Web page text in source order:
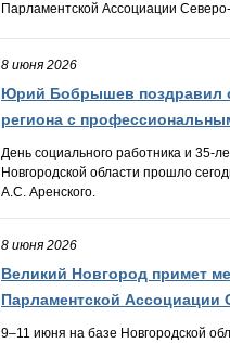
Парламентской Ассоциации
8 июня 2026
Юрий Бобрышев поздравил
региона с
День социального работника и 35-
Новгородской области прошло
А.С. Аренского.
8 июня 2026
Великий Новгород примет
Парламентской Ассоциации
9–11 июня на базе Новгородской